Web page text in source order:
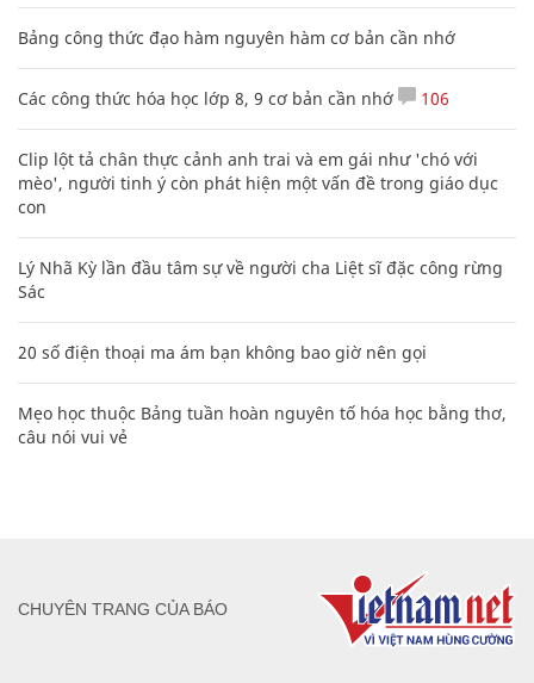
Bảng công thức đạo hàm nguyên hàm cơ bản cần nhớ
Các công thức hóa học lớp 8, 9 cơ bản cần nhớ 106
Clip lột tả chân thực cảnh anh trai và em gái như 'chó với
mèo', người tinh ý còn phát hiện một vấn đề trong giáo dục
con
Lý Nhã Kỳ lần đầu tâm sự về người cha Liệt sĩ đặc công rừng
Sác
20 số điện thoại ma ám bạn không bao giờ nên gọi
Mẹo học thuộc Bảng tuần hoàn nguyên tố hóa học bằng thơ,
câu nói vui vẻ
CHUYÊN TRANG CỦA BÁO